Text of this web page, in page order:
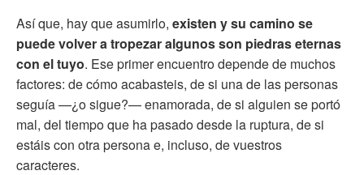
Así que, hay que asumirlo, existen y su camino se
puede volver a tropezar algunos son piedras eternas
con el tuyo. Ese primer encuentro depende de muchos
factores: de cómo acabasteis, de si una de las personas
seguía —¿o sigue?— enamorada, de si alguien se portó
mal, del tiempo que ha pasado desde la ruptura, de si
estáis con otra persona e, incluso, de vuestros
caracteres.